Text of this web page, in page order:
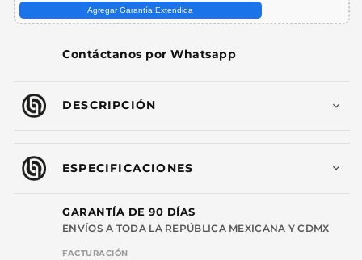
Steelpro
Steelpro
Agregar Garantía Extendida
Contáctanos por Whatsapp
DESCRIPCIÓN
ESPECIFICACIONES
GARANTÍA DE 90 DÍAS
ENVÍOS A TODA LA REPÚBLICA MEXICANA Y CDMX
FACTURACIÓN